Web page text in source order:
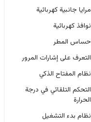
مرايا جانبية كهربائية
نوافذ كهربائية
حساس المطر
التعرف على إشارات المرور
نظام المفتاح الذكي
التحكم التلقائي في درجة
الحرارة
نظام بدء التشغيل